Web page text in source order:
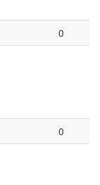
0
0